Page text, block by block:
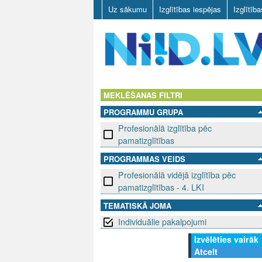
Uz sākumu Izglītības iespējas
D
L
V
MEKLĒŠANAS FILTRI
PROGRAMMU GRUPA
Profesionālā izglītība pēc
pamatizglītības
PROGRAMMAS VEIDS
Profesionālā vidējā izglītība pēc
pamatizglītības - 4. LKI
TEMATISKĀ JOMA
Individuālie pakalpojumi
Izvēlēties vairāk
Atcelt